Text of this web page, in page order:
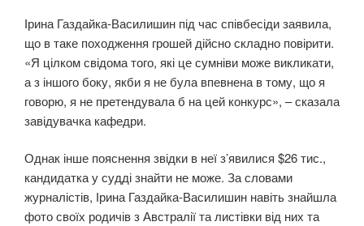
Ірина Газдайка-Василишин під час співбесіди заявила,
що в таке походження грошей дійсно складно повірити.
«Я цілком свідома того, які це сумніви може викликати,
а з іншого боку, якби я не була впевнена в тому, що я
говорю, я не претендувала б на цей конкурс», – сказала
завідувачка кафедри.
Однак інше пояснення звідки в неї з’явилися $26 тис.,
кандидатка у судді знайти не може. За словами
журналістів, Ірина Газдайка-Василишин навіть знайшла
фото своїх родичів з Австралії та листівки від них та